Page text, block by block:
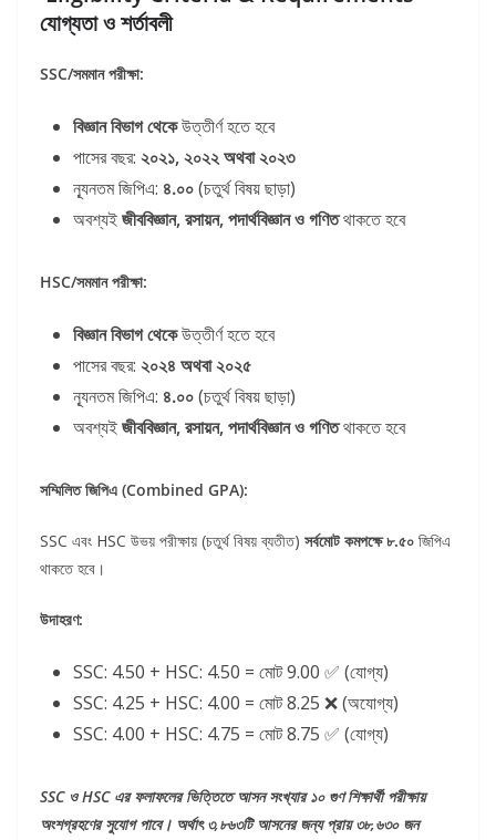
যোগ্যতা ও শর্তাবলী
SSC/সমমান পরীক্ষা:
বিজ্ঞান বিভাগ থেকেউত্তীর্ণ হতে হবে
পাসের বছর: ২০২১, ২০২২ অথবা ২০২৩
ন্যূনতম জিপিএ: ৪.০০(চতুর্থ বিষয় ছাড়া)
অবশ্যইজীববিজ্ঞান, রসায়ন, পদার্থবিজ্ঞান ও গণিতথাকতে হবে
HSC/সমমান পরীক্ষা:
বিজ্ঞান বিভাগ থেকেউত্তীর্ণ হতে হবে
পাসের বছর: ২০২৪ অথবা ২০২৫
ন্যূনতম জিপিএ: ৪.০০(চতুর্থ বিষয় ছাড়া)
অবশ্যইজীববিজ্ঞান, রসায়ন, পদার্থবিজ্ঞান ও গণিতথাকতে হবে
সম্মিলিত জিপিএ (Combined GPA):
SSC এবং HSC উভয় পরীক্ষায় (চতুর্থ বিষয় ব্যতীত) সর্বমোট কমপক্ষে ৮.৫০ জিপিএ
থাকতে হবে।
উদাহরণ:
SSC: 4.50 + HSC: 4.50 = মোট 9.00 ✅ (যোগ্য)
SSC: 4.25 + HSC: 4.00 = মোট 8.25 ❌ (অযোগ্য)
SSC: 4.00 + HSC: 4.75 = মোট 8.75 ✅ (যোগ্য)
SSC ও HSC এর ফলাফলের ভিত্তিতে আসন সংখ্যার ১০ গুণ শিক্ষার্থী পরীক্ষায়
অংশগ্রহণের সুযোগ পাবে। অর্থাৎ ৩,৮৬৩টি আসনের জন্য প্রায় ৩৮,৬৩০ জন